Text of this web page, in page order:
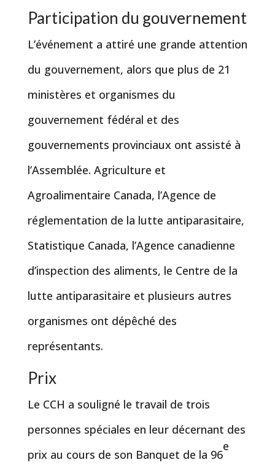
Participation du gouvernement
L’événement a attiré une grande attention
du gouvernement, alors que plus de 21
ministères et organismes du
gouvernement fédéral et des
gouvernements provinciaux ont assisté à
l’Assemblée. Agriculture et
Agroalimentaire Canada, l’Agence de
réglementation de la lutte antiparasitaire,
Statistique Canada, l’Agence canadienne
d’inspection des aliments, le Centre de la
lutte antiparasitaire et plusieurs autres
organismes ont dépêché des
représentants.
Prix
Le CCH a souligné le travail de trois
personnes spéciales en leur décernant des
prix au cours de son Banquet de la 96
e